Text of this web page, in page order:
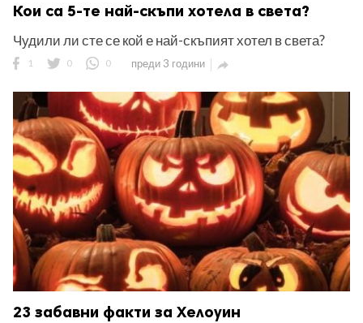
Кои са 5-те най-скъпи хотела в света?
Чудили ли сте се кой е най-скъпият хотел в света?
1 0 0 преди 3 години 
23 забавни факти за Хелоуин